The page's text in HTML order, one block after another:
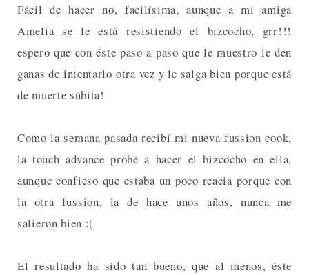
Fácil de hacer no, facilísima, aunque a mi amiga
Amelia se le está resistiendo el bizcocho, grr!!!
espero que con éste paso a paso que le muestro le den
ganas de intentarlo otra vez y le salga bien porque está
de muerte súbita!
Como la semana pasada recibí mi nueva fussion cook,
la touch advance probé a hacer el bizcocho en ella,
aunque confieso que estaba un poco reacia porque con
la otra fussion, la de hace unos años, nunca me
salieron bien :(
El resultado ha sido tan bueno, que al menos, éste